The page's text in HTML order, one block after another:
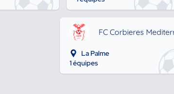
FC Corbieres
La Palme
1 équipes